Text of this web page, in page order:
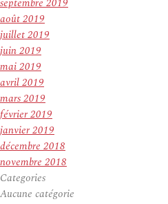
août 2019
juillet 2019
juin 2019
mai 2019
avril 2019
mars 2019
février 2019
janvier 2019
décembre 2018
novembre 2018
Categories
Aucune catégorie